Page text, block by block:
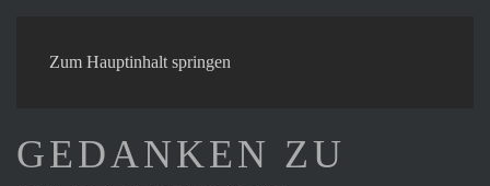
Zum Hauptinhalt springen
GEDANKEN ZU